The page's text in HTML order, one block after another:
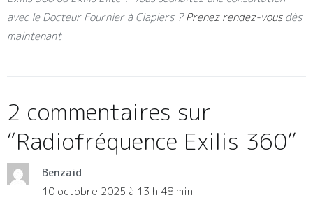
avec le Docteur Fournier à Clapiers ?Prenez rendez-vousdès
maintenant
2 commentaires sur
“Radiofréquence Exilis 360”
Benzaid
10 octobre 2025 à 13 h 48 min